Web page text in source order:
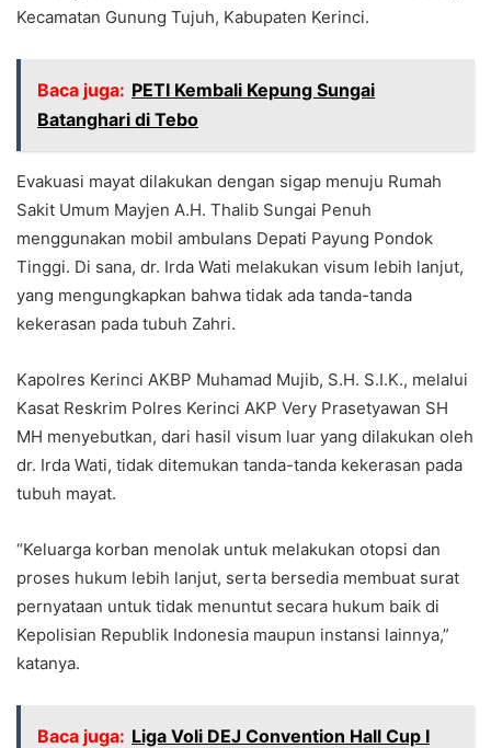
Kecamatan Gunung Tujuh, Kabupaten Kerinci.
Baca juga: PETI Kembali Kepung Sungai
Batanghari di Tebo
Evakuasi mayat dilakukan dengan sigap menuju Rumah
Sakit Umum Mayjen A.H. Thalib Sungai Penuh
menggunakan mobil ambulans Depati Payung Pondok
Tinggi. Di sana, dr. Irda Wati melakukan visum lebih lanjut,
yang mengungkapkan bahwa tidak ada tanda-tanda
kekerasan pada tubuh Zahri.
Kapolres Kerinci AKBP Muhamad Mujib, S.H. S.I.K., melalui
Kasat Reskrim Polres Kerinci AKP Very Prasetyawan SH
MH menyebutkan, dari hasil visum luar yang dilakukan oleh
dr. Irda Wati, tidak ditemukan tanda-tanda kekerasan pada
tubuh mayat.
“Keluarga korban menolak untuk melakukan otopsi dan
proses hukum lebih lanjut, serta bersedia membuat surat
pernyataan untuk tidak menuntut secara hukum baik di
Kepolisian Republik Indonesia maupun instansi lainnya,”
katanya.
Baca juga: Liga Voli DEJ Convention Hall Cup I